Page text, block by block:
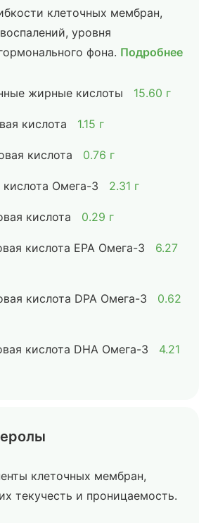
клеточных мембран,
уровня
фона. Подробнее
жирные кислоты 15.60 г
кислота 1.15 г
кислота 0.76 г
Омега-3 2.31 г
кислота 0.29 г
кислота EPA Омега-3
6.27
кислота DPA Омега-3
0.62
кислота DHA Омега-3
4.21
клеточных мембран,
текучесть и проницаемость.